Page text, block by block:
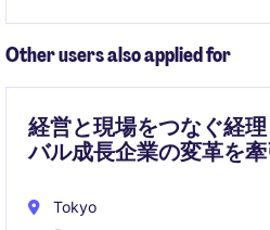
Other users also applied for
経営と現場をつなぐ経
バル成長企業の変革を牽
Tokyo